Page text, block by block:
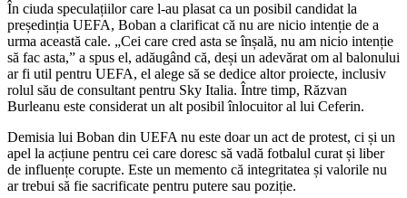
În ciuda speculațiilor care l-au plasat ca un posibil candidat la
președinția UEFA, Boban a clarificat că nu are nicio intenție de a
urma această cale. „Cei care cred asta se înșală, nu am nicio intenție
să fac asta,” a spus el, adăugând că, deși un adevărat om al balonului
ar fi util pentru UEFA, el alege să se dedice altor proiecte, inclusiv
rolul său de consultant pentru Sky Italia. Între timp, Răzvan
Burleanu este considerat un alt posibil înlocuitor al lui Ceferin.
Demisia lui Boban din UEFA nu este doar un act de protest, ci și un
apel la acțiune pentru cei care doresc să vadă fotbalul curat și liber
de influențe corupte. Este un memento că integritatea și valorile nu
ar trebui să fie sacrificate pentru putere sau poziție.